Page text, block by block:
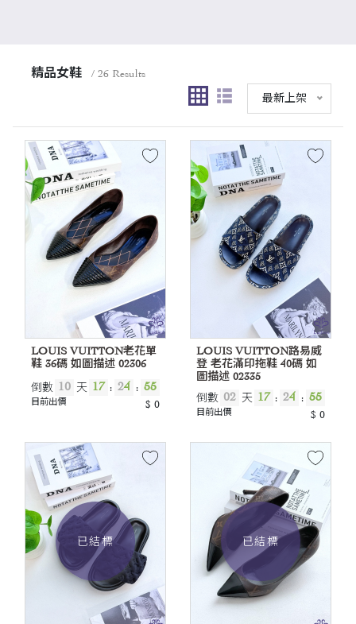
精品女鞋
/ 26 Results
最新上架
LOUIS VUITTON老花單
鞋 36碼 如圖描述 02306
倒數 10 天 17 : 24 : 53
目前出價 $ 0
LOUIS VUITTON路易威
登 老花滿印拖鞋 40碼 如
圖描述 02335
倒數 02 天 17 : 24 : 53
目前出價 $ 0
已結標 已結標